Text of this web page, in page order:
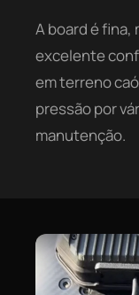
A board é
excelente
em terreno
pressão por
manutenção.